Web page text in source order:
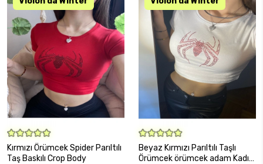
SEPETE EKLE
Kırmızı Örümcek Spider Parıltılı
Taş Baskılı Crop Body
SEPETE EKLE
Beyaz Kırmızı Parıltılı Taşlı
Örümcek örümcek adam Kadın